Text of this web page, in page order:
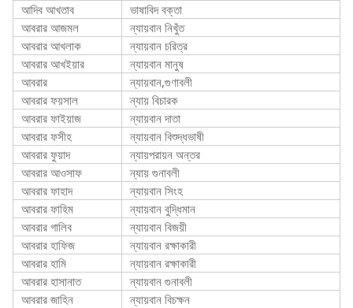
আদিব আখতাব
ভাষাবিদ বক্তা
আবরার আজমল
ন্যায়বান নিখুঁত
আবরার আখলাক
ন্যায়বান চরিত্র
আবরার আখইয়ার
ন্যায়বান মানুষ
আবরার
ন্যায়বান,গুণাবলী
আবরার ফয়সাল
ন্যায় বিচারক
আবরার ফাইয়াজ
ন্যায়বান দাতা
আবরার ফসীহ
ন্যায়বান বিশুদ্ধভাষী
আবরার ফুয়াদ
ন্যায়পরায়ন অন্তর
আবরার আওসাফ
ন্যায় গুনাবলী
আবরার ফাহাদ
ন্যায়বান সিংহ
আবরার ফাহিম
ন্যায়বান বুদ্ধিমান
আবরার গালিব
ন্যায়বান বিজয়ী
আবরার হাফিজ
ন্যায়বান রক্ষাকারী
আবরার হামি
ন্যায়বান রক্ষাকারী
আবরার হাসানাত
ন্যায়বান গুনাবলী
আবরার জাহিন
ন্যায়বান বিচক্ষন